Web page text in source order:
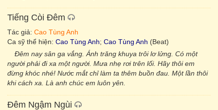
Tiếng Còi Đêm
Tác giả: Cao Tùng Anh
Ca sỹ thể hiện: Cao Tùng Anh; Cao Tùng Anh (Beat)
Đêm nay sân ga vắng. Ánh trăng khuya trôi lơ lửng. Có một
người phải đi xa một người. Mưa nhẹ rơi trên lối. Hãy thôi em
đừng khóc nhé! Nước mắt chỉ làm ta thêm buồn đau. Một lần thôi
khi cách xa. Là anh chúc em luôn yên.
Đêm Ngậm Ngùi